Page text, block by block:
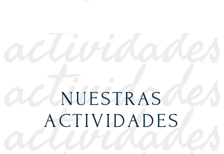
NUESTRAS
ACTIVIDADES